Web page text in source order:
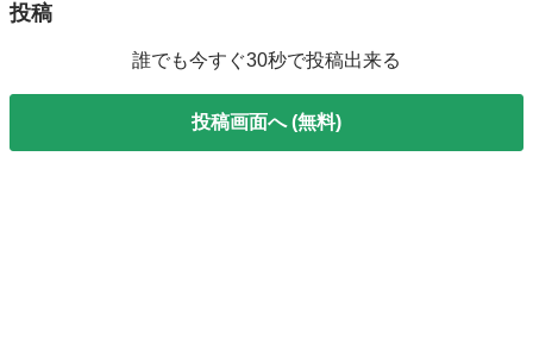
投稿
誰でも今すぐ30秒で投稿出来る
投稿画面へ (無料)